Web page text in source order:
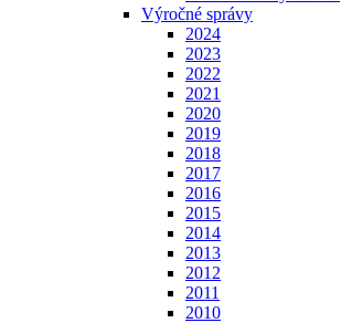
Výročné správy
2024
2023
2022
2021
2020
2019
2018
2017
2016
2015
2014
2013
2012
2011
2010